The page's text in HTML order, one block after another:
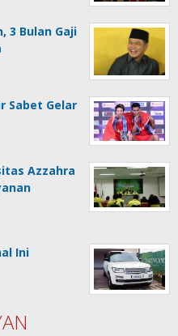
3 Bulan Gaji
Sabet Gelar
Azzahra
Ini